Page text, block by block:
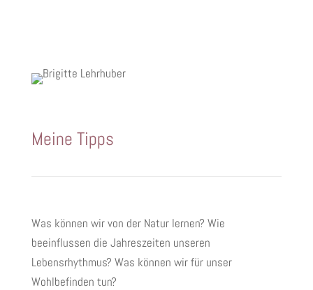
Meine Tipps
Was können wir von der Natur lernen? Wie
beeinflussen die Jahreszeiten unseren
Lebensrhythmus? Was können wir für unser
Wohlbefinden tun?